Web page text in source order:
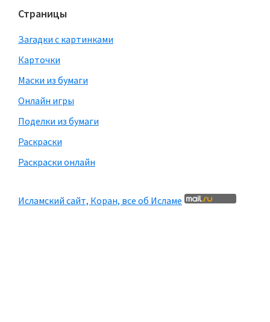
Страницы
Загадки с картинками
Карточки
Маски из бумаги
Онлайн игры
Поделки из бумаги
Раскраски
Раскраски онлайн
Исламский сайт, Коран, все об Исламе